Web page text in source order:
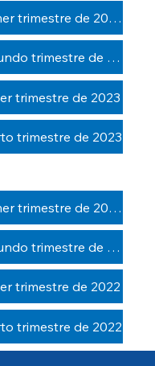
Informe del gerente del primer trimestre de 2023
Informe del gerente del segundo trimestre de 2023
trimestre de 2023
trimestre de 2023
Informe del gerente del primer trimestre de 2022
Informe del gerente del segundo trimestre de 2022
trimestre de 2022
trimestre de 2022